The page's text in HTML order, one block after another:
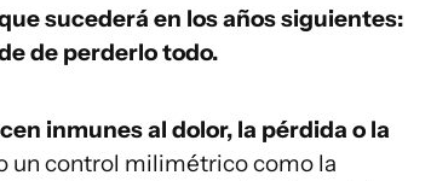
sucederá en los años siguientes:
de perderlo todo.
inmunes al dolor, la pérdida o la
un control milimétrico como la